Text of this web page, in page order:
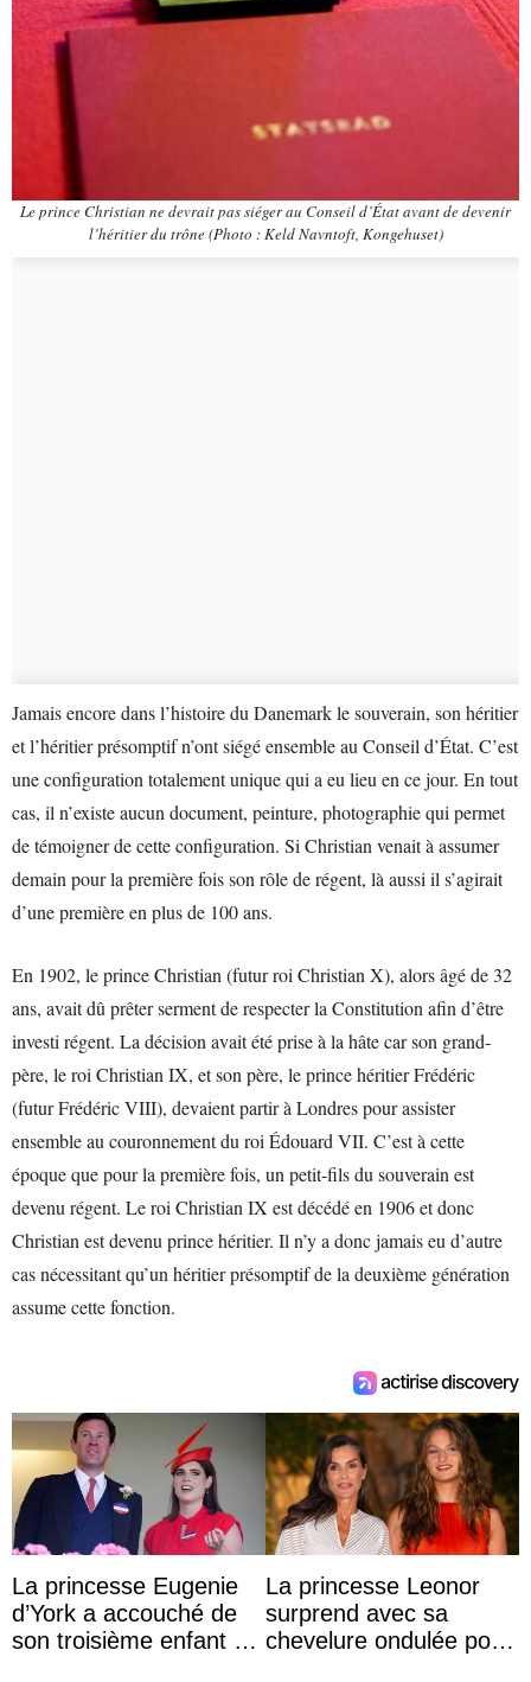
Le prince Christian ne devrait pas siéger au Conseil d’État avant de devenir
l’héritier du trône (Photo : Keld Navntoft, Kongehuset)
Jamais encore dans l’histoire du Danemark le souverain, son héritier
et l’héritier présomptif n’ont siégé ensemble au Conseil d’État. C’est
une configuration totalement unique qui a eu lieu en ce jour. En tout
cas, il n’existe aucun document, peinture, photographie qui permet
de témoigner de cette configuration. Si Christian venait à assumer
demain pour la première fois son rôle de régent, là aussi il s’agirait
d’une première en plus de 100 ans.
En 1902, le prince Christian (futur roi Christian X), alors âgé de 32
ans, avait dû prêter serment de respecter la Constitution afin d’être
investi régent. La décision avait été prise à la hâte car son grand-
père, le roi Christian IX, et son père, le prince héritier Frédéric
(futur Frédéric VIII), devaient partir à Londres pour assister
ensemble au couronnement du roi Édouard VII. C’est à cette
époque que pour la première fois, un petit-fils du souverain est
devenu régent. Le roi Christian IX est décédé en 1906 et donc
Christian est devenu prince héritier. Il n’y a donc jamais eu d’autre
cas nécessitant qu’un héritier présomptif de la deuxième génération
assume cette fonction.
La princesse Eugenie
d’York a accouché de
son troisième enfant et
La princesse Leonor
surprend avec sa
chevelure ondulée pour